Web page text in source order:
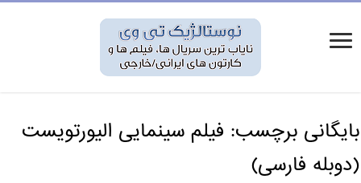
بایگانی برچسب: فیلم سینمایی الیورتویست
(دوبله فارسی)